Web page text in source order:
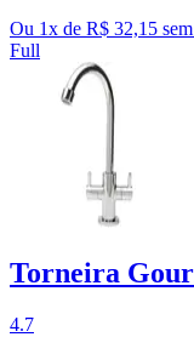
Ou 1x de R$ 32,15
Full
Torneira
4.7